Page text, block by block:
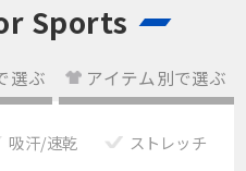
Sports
選ぶ アイテム別で選ぶ
吸汗/速乾
ストレッチ